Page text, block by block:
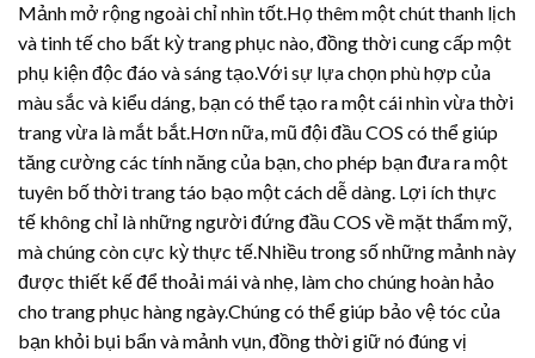
Mảnh mở rộng ngoài chỉ nhìn tốt.Họ thêm một chút thanh lịch
và tinh tế cho bất kỳ trang phục nào, đồng thời cung cấp một
phụ kiện độc đáo và sáng tạo.Với sự lựa chọn phù hợp của
màu sắc và kiểu dáng, bạn có thể tạo ra một cái nhìn vừa thời
trang vừa là mắt bắt.Hơn nữa, mũ đội đầu COS có thể giúp
tăng cường các tính năng của bạn, cho phép bạn đưa ra một
tuyên bố thời trang táo bạo một cách dễ dàng. Lợi ích thực
tế không chỉ là những người đứng đầu COS về mặt thẩm mỹ,
mà chúng còn cực kỳ thực tế.Nhiều trong số những mảnh này
được thiết kế để thoải mái và nhẹ, làm cho chúng hoàn hảo
cho trang phục hàng ngày.Chúng có thể giúp bảo vệ tóc của
bạn khỏi bụi bẩn và mảnh vụn, đồng thời giữ nó đúng vị